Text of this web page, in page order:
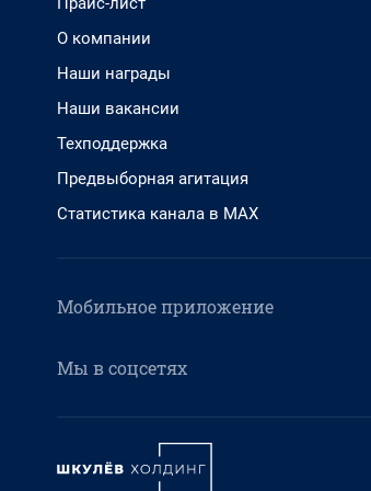
О компании
Наши награды
Наши вакансии
Техподдержка
Предвыборная агитация
Статистика канала в MAX
Мобильное приложение
Мы в соцсетях